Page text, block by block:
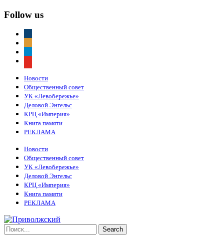
Follow us
Новости
Общественный совет
УК «Левобережье»
Деловой Энгельс
КРЦ «Империя»
Книга памяти
РЕКЛАМА
Новости
Общественный совет
УК «Левобережье»
Деловой Энгельс
КРЦ «Империя»
Книга памяти
РЕКЛАМА